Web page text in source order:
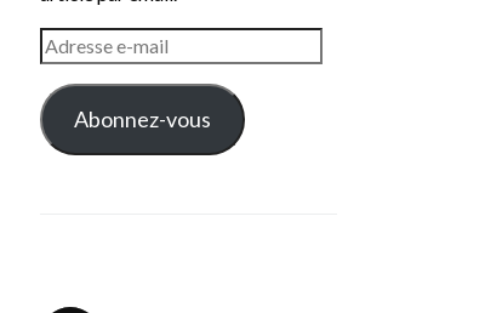
ADRESSE
E-
MAIL
Abonnez-vous